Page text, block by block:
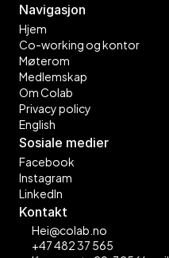
Navigasjon
Hjem
Co-working og kontor
Møterom
Medlemskap
Om Colab
Privacy policy
English
Sosiale medier
Facebook
Instagram
LinkedIn
Kontakt
Hei@colab.no
+47 482 37 565